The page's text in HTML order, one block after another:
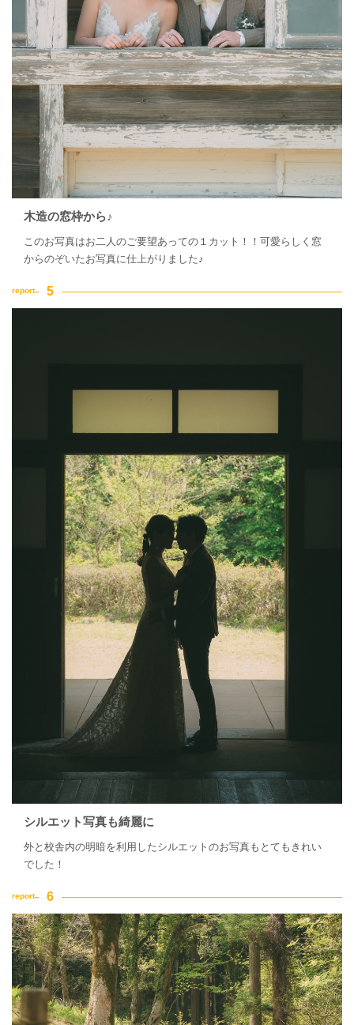
木造の窓枠から♪
このお写真はお二人のご要望あっての１カット！！可愛らしく窓
からのぞいたお写真に仕上がりました♪
シルエット写真も綺麗に
外と校舎内の明暗を利用したシルエットのお写真もとてもきれい
でした！